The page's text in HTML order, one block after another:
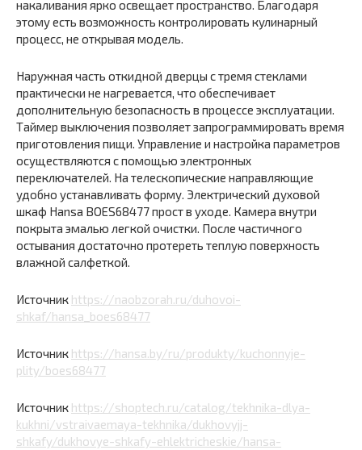
накаливания ярко освещает пространство. Благодаря
этому есть возможность контролировать кулинарный
процесс, не открывая модель.
Наружная часть откидной дверцы с тремя стеклами
практически не нагревается, что обеспечивает
дополнительную безопасность в процессе эксплуатации.
Таймер выключения позволяет запрограммировать время
приготовления пищи. Управление и настройка параметров
осуществляются с помощью электронных
переключателей. На телескопические направляющие
удобно устанавливать форму. Электрический духовой
шкаф Hansa BOES68477 прост в уходе. Камера внутри
покрыта эмалью легкой очистки. После частичного
остывания достаточно протереть теплую поверхность
влажной салфеткой.
Источник https://naobzorah.ru/duhovoi-
shkaf/hansa_boes68477
Источник https://hansa.by/ru/produkty/kuchonnyje-
plity/boes68477
Источник https://shoptech.ru/catalog/tekhnika-dlya-
kukhni/vstraivaemaya-tekhnika/dukhovyjj-
shkafy/dukhovye-shkafy-ehlektricheskie/hansa-